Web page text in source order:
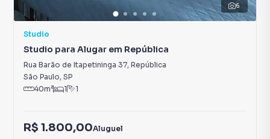
6
Studio
Studio para Alugar em República
Rua Barão de Itapetininga 37, República
São Paulo, SP
40m² 1 1
R$ 1.800,00Aluguel